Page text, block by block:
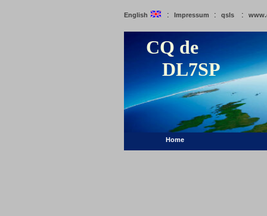
English : Impressum : qsls :
CQ de
DL7SP
Home